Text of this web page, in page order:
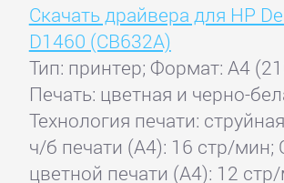
Скачать драйвера для HP
D1460 (CB632A)
Тип: принтер; Формат: A4
Печать: цветная и черно-
Технология печати:
ч/б печати (А4): 16 стр/мин;
цветной печати (А4): 12